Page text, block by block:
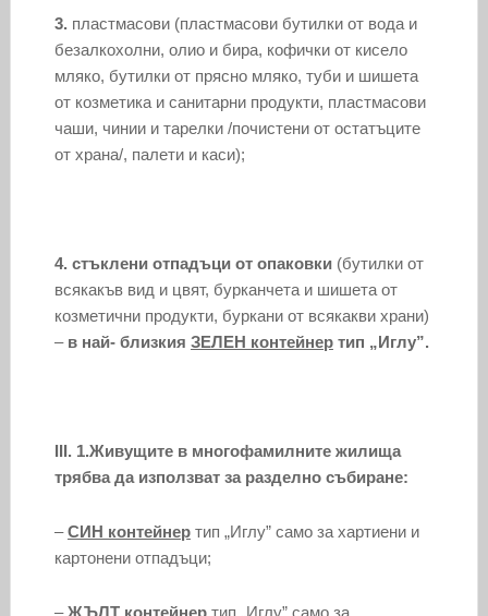
3. пластмасови (пластмасови бутилки от вода и
безалкохолни, олио и бира, кофички от кисело
мляко, бутилки от прясно мляко, туби и шишета
от козметика и санитарни продукти, пластмасови
чаши, чинии и тарелки /почистени от остатъците
от храна/, палети и каси);
4. стъклени отпадъци от опаковки(бутилки от
всякакъв вид и цвят, бурканчета и шишета от
козметични продукти, буркани от всякакви храни)
– в най- близкия ЗЕЛЕН контейнертип „Иглу”.
III. 1.Живущите в многофамилните жилища
трябва да използват за разделно събиране:
–СИН контейнертип „Иглу” само за хартиени и
картонени отпадъци;
–ЖЪЛТ контейнертип „Иглу” само за